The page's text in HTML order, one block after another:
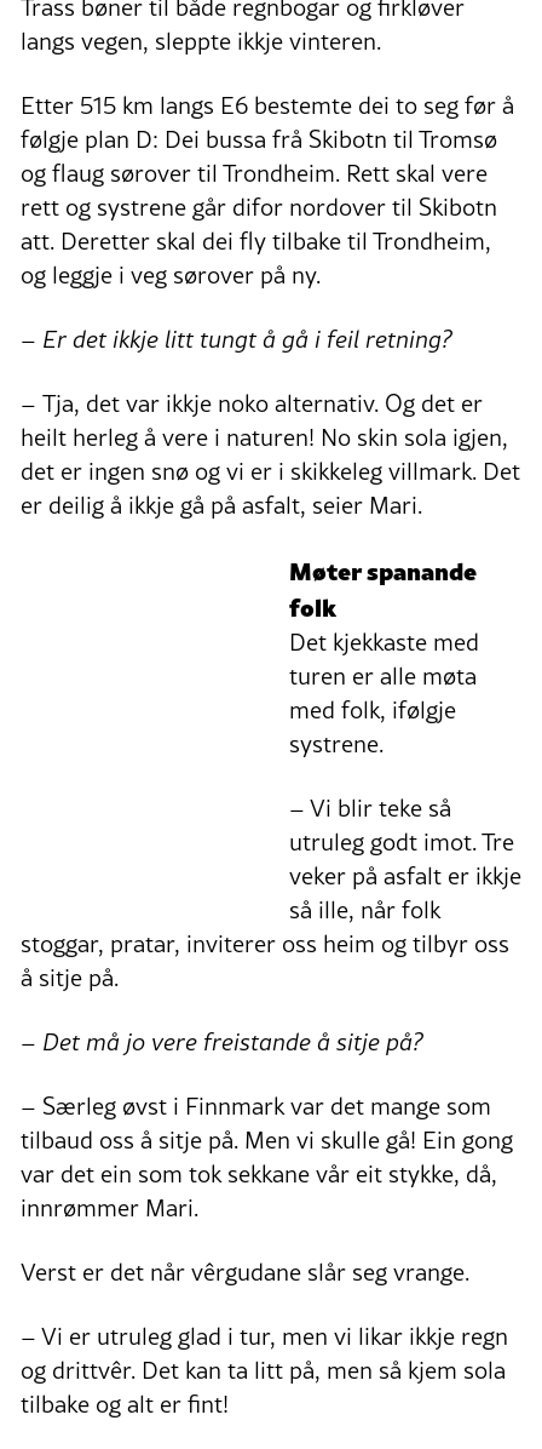
Trass bøner til både regnbogar og firkløver
langs vegen, sleppte ikkje vinteren.
Etter 515 km langs E6 bestemte dei to seg før å
følgje plan D: Dei bussa frå Skibotn til Tromsø
og flaug sørover til Trondheim. Rett skal vere
rett og systrene går difor nordover til Skibotn
att. Deretter skal dei fly tilbake til Trondheim,
og leggje i veg sørover på ny.
– Er det ikkje litt tungt å gå i feil retning?
– Tja, det var ikkje noko alternativ. Og det er
heilt herleg å vere i naturen! No skin sola igjen,
det er ingen snø og vi er i skikkeleg villmark. Det
er deilig å ikkje gå på asfalt, seier Mari.
Møter spanande
folk
Det kjekkaste med
turen er alle møta
med folk, ifølgje
systrene.
– Vi blir teke så
utruleg godt imot. Tre
veker på asfalt er ikkje
så ille, når folk
stoggar, pratar, inviterer oss heim og tilbyr oss
å sitje på.
– Det må jo vere freistande å sitje på?
– Særleg øvst i Finnmark var det mange som
tilbaud oss å sitje på. Men vi skulle gå! Ein gong
var det ein som tok sekkane vår eit stykke, då,
innrømmer Mari.
Verst er det når vêrgudane slår seg vrange.
– Vi er utruleg glad i tur, men vi likar ikkje regn
og drittvêr. Det kan ta litt på, men så kjem sola
tilbake og alt er fint!